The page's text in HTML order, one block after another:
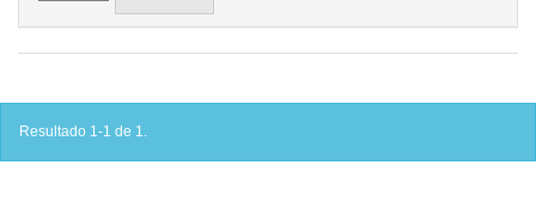
Resultado 1-1 de 1.